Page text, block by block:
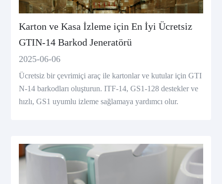
Karton ve Kasa İzleme için En İyi Ücretsiz
GTIN-14 Barkod Jeneratörü
2025-06-06
Ücretsiz bir çevrimiçi araç ile kartonlar ve kutular için GTI
N-14 barkodları oluşturun. ITF-14, GS1-128 destekler ve
hızlı, GS1 uyumlu izleme sağlamaya yardımcı olur.